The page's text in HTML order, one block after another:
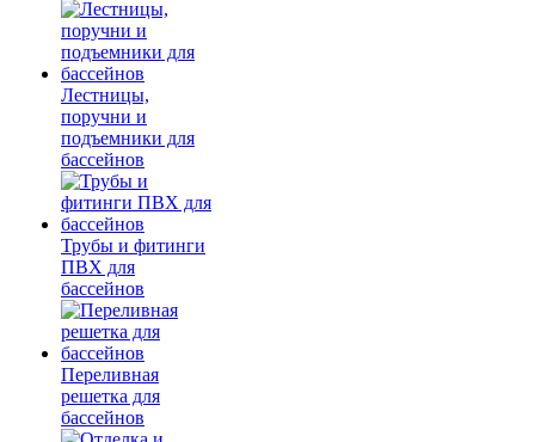
Лестницы,
поручни и
подъемники для
бассейнов
Трубы и фитинги
ПВХ для
бассейнов
Переливная
решетка для
бассейнов